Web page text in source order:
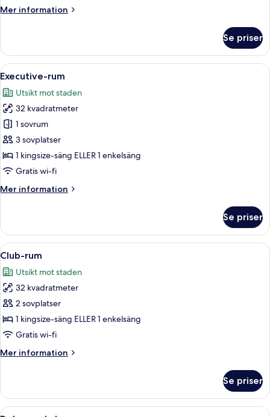
Mer information
Mer
rum
Se priser
Öppna
alla
foton
för
Executive-
rum
Ett hotellrum med två sängar, ett
5
Executive-rum
Utsikt mot staden
32 kvadratmeter
1 sovrum
3 sovplatser
1 kingsize-säng ELLER 1 enkelsäng
Gratis wi-fi
Mer information
Mer
rum
Se priser
Öppna
alla
foton
för
Club-
rum
Ett hotellrum med en stor säng, ett
7
Club-rum
Utsikt mot staden
32 kvadratmeter
2 sovplatser
1 kingsize-säng ELLER 1 enkelsäng
Gratis wi-fi
Mer information
Mer
rum
Se priser
Öppna
Ett poolområde på taket med